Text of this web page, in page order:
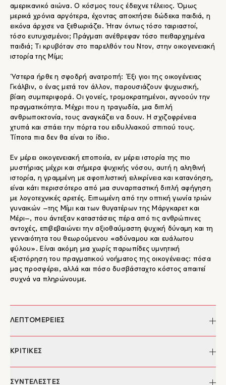
αμερικανικό αιώνα. Ο κόσμος τους έδειχνε τέλειος. Όμως
μερικά χρόνια αργότερα, έχοντας αποκτήσει δώδεκα παιδιά, η
εικόνα άρχισε να ξεθωριάζει. Ήταν όντως τόσο ταιριαστοί,
τόσο ευτυχισμένοι; Πράγματι ανέθρεφαν τόσο πειθαρχημένα
παιδιά; Τι κρυβόταν στο παρελθόν του Ντον, στην οικογενειακή
ιστορία της Μίμι;
Ύστερα ήρθε η σφοδρή ανατροπή: Έξι γιοι της οικογένειας
Γκάλβιν, ο ένας μετά τον άλλον, παρουσιάζουν ψυχωσική,
βίαιη συμπεριφορά. Οι γονείς, τρομοκρατημένοι, αγνοούν την
πραγματικότητα. Μέχρι που η τραγωδία, μια διπλή
ανθρωποκτονία, τους αναγκάζει να δουν. Η σχιζοφρένεια
χτυπά και σπάει την πόρτα του ειδυλλιακού σπιτιού τους.
Τίποτα πια δεν θα είναι το ίδιο.
Εν μέρει οικογενειακή εποποιία, εν μέρει ιστορία της πιο
μυστήριας μέχρι και σήμερα ψυχικής νόσου, αυτή η αληθινή
ιστορία, η γραμμένη με αφοπλιστική ειλικρίνεια και κατανόηση,
είναι κάτι περισσότερο από μια συναρπαστική διπλή αφήγηση
με λογοτεχνικές αρετές. Ειπωμένη από την οπτική γωνία τριών
γυναικών –της Μίμι και των θυγατέρων της Μάργκαρετ και
Μέρι–, που άντεξαν καταστάσεις πέρα από τις ανθρώπινες
αντοχές, επιβεβαιώνει την αξιοθαύμαστη ψυχική δύναμη και τη
γενναιότητα του θεωρούμενου «αδύναμου και ευάλωτου
φύλου». Είναι ακόμη μια χωρίς παρωπίδες υμνητική
εξιστόρηση του πραγματικού νοήματος της οικογένειας: πόσα
μας προσφέρει, αλλά και πόσο δυσβάσταχτο κόστος απαιτεί
συχνά να πληρώνουμε.
ΛΕΠΤΟΜΕΡΕΙΕΣ
Συγγραφέας:
Ημερομηνία έκδοσης:
ΚΡΙΤΙΚΕΣ
"...Φταίνε οι γονείς ή τα γονίδια; Είναι σύμπτωση ή
ΣΥΝΤΕΛΕΣΤΕΣ